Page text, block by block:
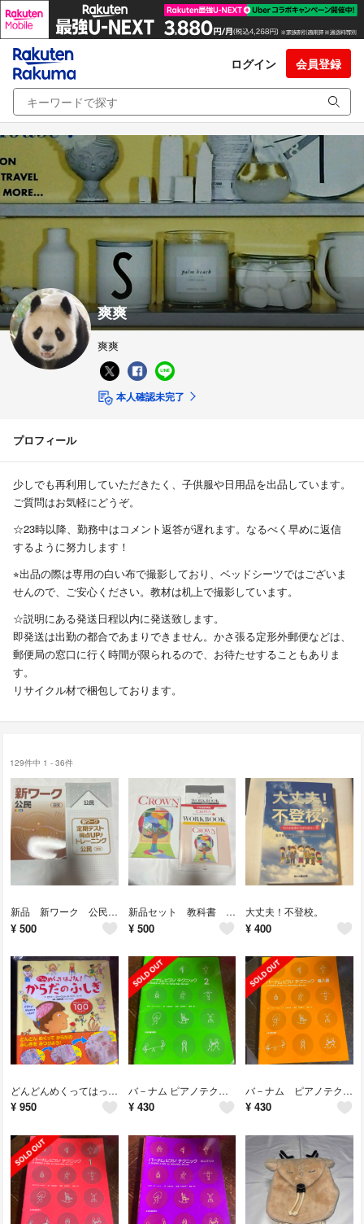
ログイン 会員登録
爽爽
爽爽
本人確認未完了
プロフィール
少しでも再利用していただきたく、子供服や日用品を出品しています。
ご質問はお気軽にどうぞ。
☆23時以降、勤務中はコメント返答が遅れます。なるべく早めに返信
するように努力します！
⭐︎出品の際は専用の白い布で撮影しており、ベッドシーツではございま
せんので、ご安心ください。教材は机上で撮影しています。
☆説明にある発送日程以内に発送致します。
即発送は出勤の都合であまりできません。かさ張る定形外郵便などは、
郵便局の窓口に行く時間が限られるので、お待たせすることもありま
す。
リサイクル材で梱包しております。
129件中 1 - 36件
新品 新ワーク 公民 日文 カラー版
¥ 500
新品セット 教科書 CROWNとCrown WORKBOOK ADVANCED
¥ 500
大丈夫！不登校。
¥ 400
どんどんめくってはっけん！からだのふしぎ
¥ 950
バ－ナム ピアノテクニック 2
¥ 430
バ－ナム ピアノテクニック 導入書
¥ 430